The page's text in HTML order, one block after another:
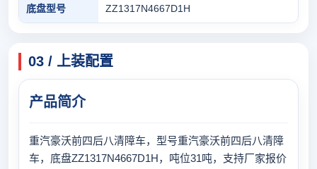
底盘型号 ZZ1317N4667D1H
03 / 上装配置
产品简介
重汽豪沃前四后八清障车，型号重汽豪沃前四后八清障
车，底盘ZZ1317N4667D1H，吨位31吨，支持厂家报价